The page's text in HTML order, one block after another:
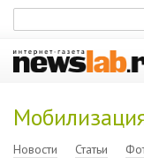
Новости Статьи